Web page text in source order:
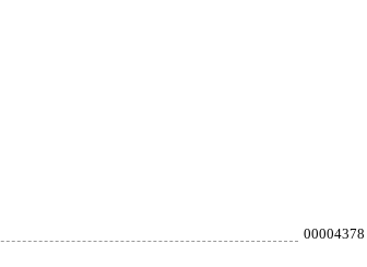
00004378